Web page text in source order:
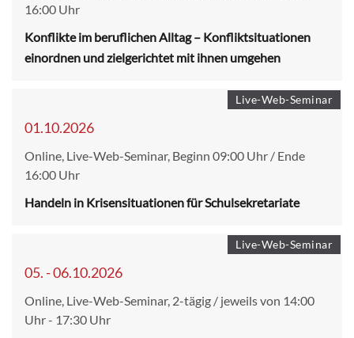
16:00 Uhr
Konflikte im beruflichen Alltag – Konfliktsituationen
einordnen und zielgerichtet mit ihnen umgehen
01.10.2026
Online, Live-Web-Seminar, Beginn 09:00 Uhr / Ende
16:00 Uhr
Live-Web-Seminar
Handeln in Krisensituationen für Schulsekretariate
05. - 06.10.2026
Online, Live-Web-Seminar, 2-tägig / jeweils von 14:00
Uhr - 17:30 Uhr
Live-Web-Seminar